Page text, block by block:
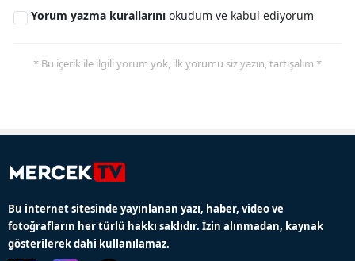
Yorum yazma kurallarını okudum ve kabul ediyorum
* Bu içerik ile ilgili yorum yok, ilk yorumu siz yazın, tartışalım *
Bu internet sitesinde yayınlanan yazı, haber, video ve
fotoğrafların her türlü hakkı saklıdır. İzin alınmadan, kaynak
gösterilerek dahi kullanılamaz.